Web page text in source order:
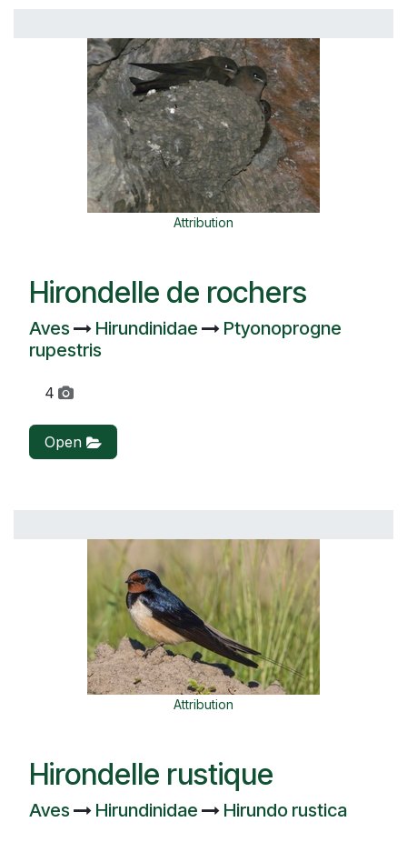
Attribution
Hirondelle de rochers
Aves Hirundinidae
Ptyonoprogne
rupestris
4
Open
Attribution
Hirondelle rustique
Aves Hirundinidae Hirundo rustica